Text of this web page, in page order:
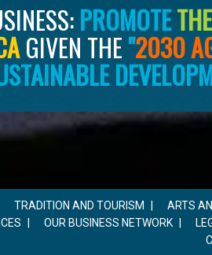
PROMOTETHE
GIVEN THE"2030
TRADITION AND TOURISM
ARTS
OUR BUSINESS NETWORK